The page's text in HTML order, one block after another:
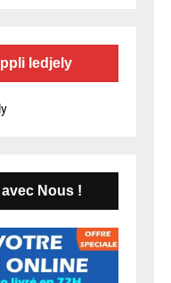
ledjely
Nous !